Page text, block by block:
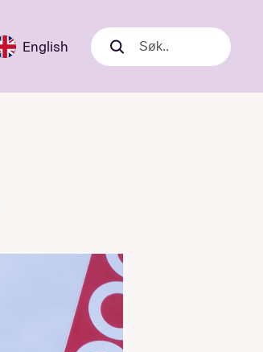
English Søk
Søk